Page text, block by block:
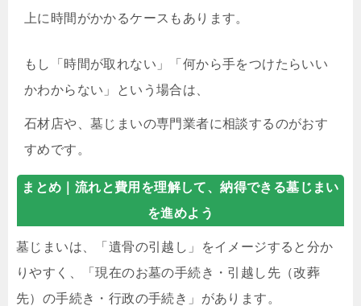
上に時間がかかるケースもあります。
もし「時間が取れない」「何から手をつけたらいい
かわからない」という場合は、
石材店や、墓じまいの専門業者に相談するのがおす
すめです。
まとめ｜ 流れと費用を理解して、納得できる墓じまい
を進めよう
墓じまいは、「遺骨の引越し」をイメージすると分か
りやすく、「現在のお墓の手続き・引越し先（改葬
先）の手続き・行政の手続き」があります。